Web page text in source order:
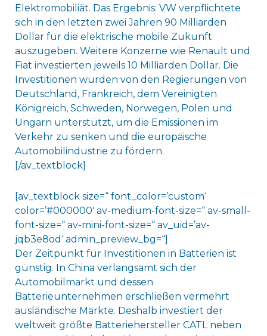
Elektromobiliät. Das Ergebnis: VW verpflichtete
sich in den letzten zwei Jahren 90 Milliarden
Dollar für die elektrische mobile Zukunft
auszugeben. Weitere Konzerne wie Renault und
Fiat investierten jeweils 10 Milliarden Dollar. Die
Investitionen wurden von den Regierungen von
Deutschland, Frankreich, dem Vereinigten
Königreich, Schweden, Norwegen, Polen und
Ungarn unterstützt, um die Emissionen im
Verkehr zu senken und die europäische
Automobilindustrie zu fördern.
[/av_textblock]
[av_textblock size=“ font_color=’custom‘
color=’#000000′ av-medium-font-size=“ av-small-
font-size=“ av-mini-font-size=“ av_uid=’av-
jqb3e8od‘ admin_preview_bg=“]
Der Zeitpunkt für Investitionen in Batterien ist
günstig. In China verlangsamt sich der
Automobilmarkt und dessen
Batterieunternehmen erschließen vermehrt
ausländische Märkte. Deshalb investiert der
weltweit größte Batteriehersteller CATL neben